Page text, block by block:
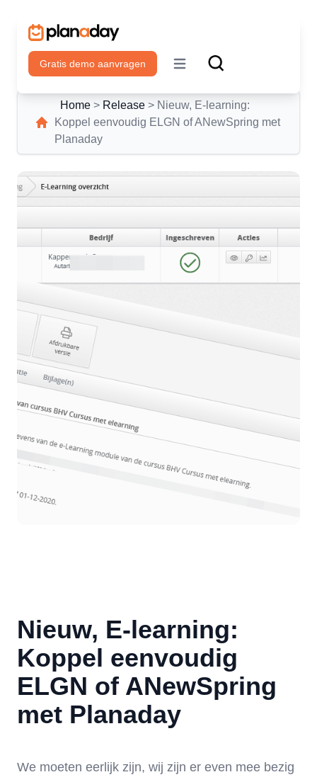
Gratis demo aanvragen
Open main menu
Home > Release > Nieuw, E-learning:
Koppel eenvoudig ELGN of ANewSpring met
Planaday
Nieuw, E-learning:
Koppel eenvoudig
ELGN of ANewSpring
met Planaday
We moeten eerlijk zijn, wij zijn er even mee bezig